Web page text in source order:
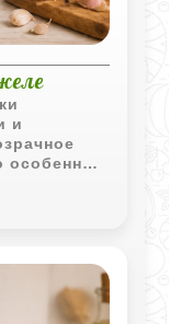
и
особенно